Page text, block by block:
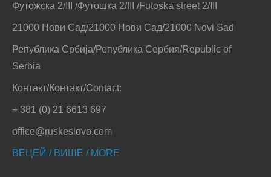
Футожска 2/III /Футошка 2/III /Futoska street 2/III
21000 Нови Сад/21000 Нови Сад/21000 Novi Sad
Република Србија/Република Сербия/Republic of
Serbia
Контакт/Контакт/Contact:
+ 381 (0) 21 6613 697
office@ruskeslovo.com
ВЕЦЕЙ / ВИШЕ / MORE